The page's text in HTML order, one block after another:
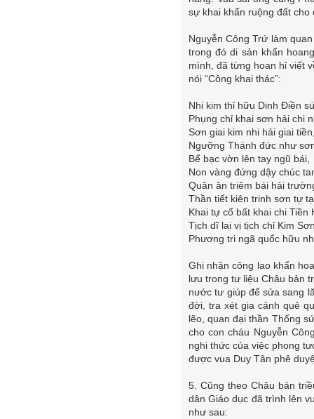
sự khai khẩn ruộng đất
Nguyễn Công Trứ làm
trong đó di sản khẩn
mình, đã từng hoan hỉ viết
nói “Công khai thác”:
Nhi kim thỉ hữu Dinh Điền
Phụng chỉ khai sơn hải chi
Sơn giai kim nhi hải giai
Ngưỡng Thánh đức như
Bể bạc vờn lên tay ngũ bái,
Non vàng đứng dậy chúc
Quân ân triêm bái hải
Thần tiết kiên trinh sơn tự
Khai tự cổ bất khai chi Tiền
Tịch dĩ lai vị tịch chỉ Kim
Phương tri ngã quốc hữu
Ghi nhận công lao khẩn
lưu trong tư liệu Châu bản
nước tư giúp để sửa sang
đời, tra xét gia cảnh quê
lẽo, quan đại thần Thống
cho con cháu Nguyễn
nghi thức của việc phong
được vua Duy Tân phê
5. Cũng theo Châu bản
dân Giáo dục đã trình lên
như sau: